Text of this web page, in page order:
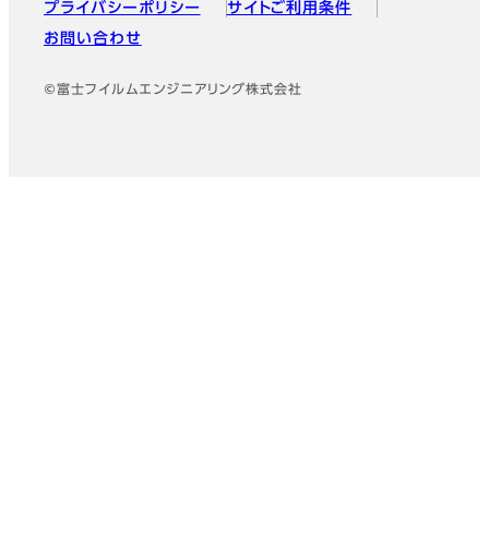
プライバシーポリシー
サイトご利用条件
お問い合わせ
©富士フイルムエンジニアリング株式会社